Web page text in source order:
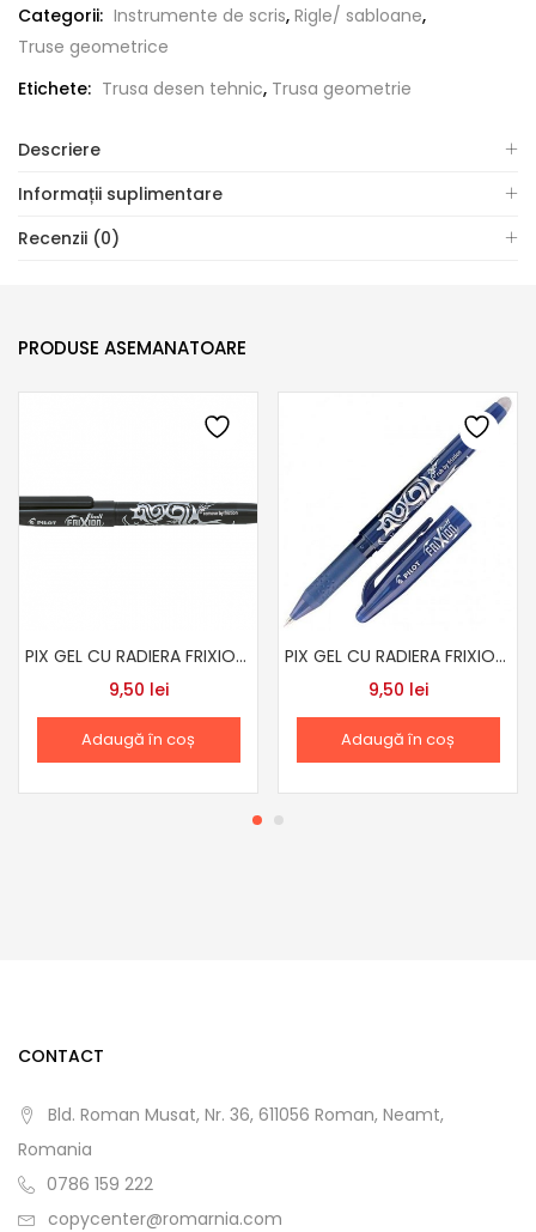
Categorii: Instrumente de scris, Rigle/ sabloane,
Truse geometrice
Etichete: Trusa desen tehnic, Trusa geometrie
Descriere
Informații suplimentare
Recenzii (0)
PRODUSE ASEMANATOARE
PIX GEL CU RADIERA FRIXION NEGRU
9,50 lei
Adaugă în coș
PIX GEL CU RADIERA FRIXION ALBASTRU 0.7MM
9,50 lei
Adaugă în coș
CONTACT
Bld. Roman Musat, Nr. 36, 611056 Roman, Neamt,
Romania
0786 159 222
copycenter@romarnia.com